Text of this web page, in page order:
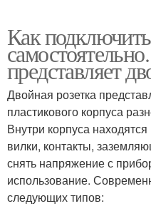
Как
представляет
Двойная розетка
пластикового корпуса
Внутри корпуса
вилки, контакты,
снять напряжение с
использование.
следующих типов: